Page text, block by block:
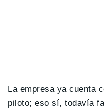
La empresa ya cuenta
piloto; eso sí, todavía